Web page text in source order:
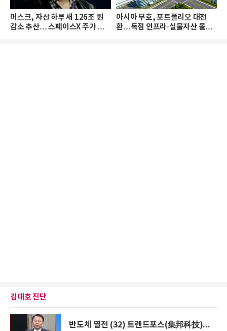
머스크, 자산 하루 새 126조 원
감소 추산… 스페이스X 주가 하
아시아 부호, 포트폴리오 대전
환…독점 인프라·실물자산 몰린
김대호 진단
반도체 열전 (32) 트렌드포스(集邦科技)...